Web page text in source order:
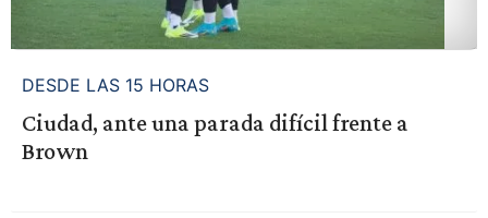
DESDE LAS 15 HORAS
Ciudad, ante una parada difícil frente a
Brown